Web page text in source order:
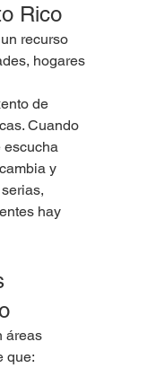
Rico
recurso
hogares
de
Cuando
escucha
y
hay
áreas
que: